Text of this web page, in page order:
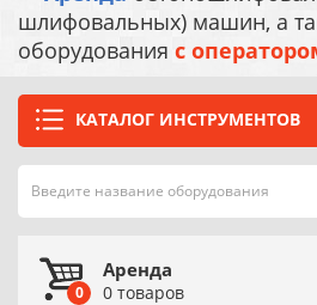
шлифовальных) машин, а
оборудования с
КАТАЛОГ ИНСТРУМЕНТОВ
0
Аренда
0 товаров